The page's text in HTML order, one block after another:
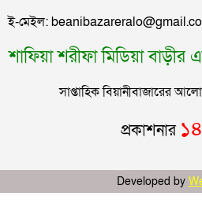
বিয়ানীবাজারের ইউএনও
সিলেটের জোড়া ব্রিজের
সিলেটে সড়ক দুর্ঘটনায়
ইউনূসকে সঙ্গে নিয়ে
ই-মেইল:
শাফিয়া শরীফা মিডিয়া বাড়ীর
সাপ্তাহিক বিয়ানীবাজারের
প্রকাশনার ১৪
Developed by